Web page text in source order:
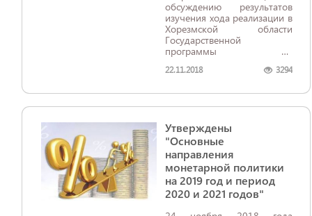
обсуждению результатов
изучения хода реализации в
Хорезмской области
Государственной
программы по
коррупции на 2017–2018
Постановлением
Президента Республики
2017 года, в части
внедрения специальных
учебных программ по
противодействию
коррупции в учебных
заведениях.
22.11.2018 3294
Утверждены
"Основные
направления
монетарной политики
на 2019 год и период
2020 и 2021 годов"